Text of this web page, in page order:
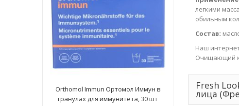
легкими
обильным
Состав:
Наш
Очищающий
Fresh
лица
Orthomol Immun Ортомол Иммун в
гранулах для иммунитета, 30 шт